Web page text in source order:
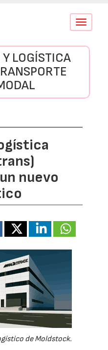
Conmutar
LOGÍSTICA
nuevo
de Moldstock.